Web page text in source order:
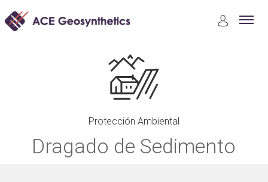
Aplicaciones Protección Ambiental Dragado de Sedimento
Protección Ambiental
Dragado de Sedimento